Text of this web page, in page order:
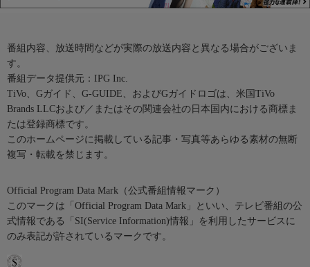
番組内容、放送時間などが実際の放送内容と異なる場合がございま
す。
番組データ提供元：IPG Inc.
TiVo、Gガイド、G-GUIDE、およびGガイドロゴは、米国TiVo
Brands LLCおよび／またはその関連会社の日本国内における商標ま
たは登録商標です。
このホームページに掲載している記事・写真等あらゆる素材の無断
複写・転載を禁じます。
Official Program Data Mark（公式番組情報マーク）
このマークは「Official Program Data Mark」といい、テレビ番組の公
式情報である「SI(Service Information)情報」を利用したサービスに
のみ表記が許されているマークです。